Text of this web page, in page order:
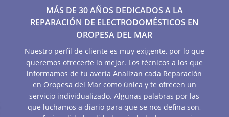
MÁS DE 30 AÑOS DEDICADOS A LA
REPARACIÓN DE ELECTRODOMÉSTICOS EN
OROPESA DEL MAR
Nuestro perfil de cliente es muy exigente, por lo que
queremos ofrecerte lo mejor. Los técnicos a los que
informamos de tu avería Analizan cada Reparación
en Oropesa del Mar como única y te ofrecen un
servicio individualizado. Algunas palabras por las
que luchamos a diario para que se nos defina son,